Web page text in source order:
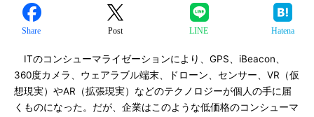
Share Post LINE Hatena
ITのコンシューマライゼーションにより、GPS、iBeacon、
360度カメラ、ウェアラブル端末、ドローン、センサー、VR（仮
想現実）やAR（拡張現実）などのテクノロジーが個人の手に届
くものになった。だが、企業はこのような低価格のコンシューマ